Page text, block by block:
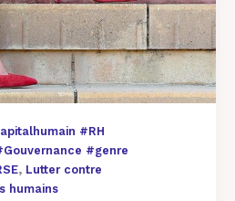
#RH
#genre
, Lutter contre
humains